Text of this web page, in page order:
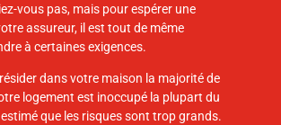
vous pas, mais pour espérer une
assureur, il est tout de même
à certaines exigences.
dans votre maison la majorité de
logement est inoccupé la plupart du
que les risques sont trop grands.